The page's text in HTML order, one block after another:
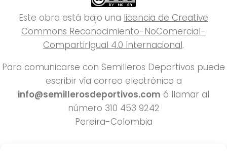
Este obra está bajo una licencia de Creative
Commons Reconocimiento-NoComercial-
CompartirIgual 4.0 Internacional.
Para comunicarse con Semilleros Deportivos puede
escribir vía correo electrónico a
info@semillerosdeportivos.com ó llamar al
número 310 453 9242
Pereira-Colombia